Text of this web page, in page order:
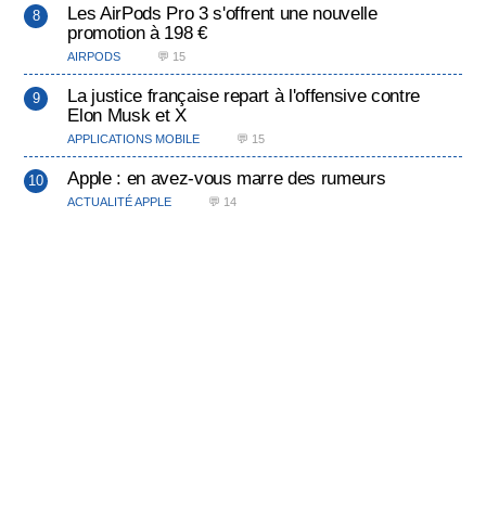
Les AirPods Pro 3 s'offrent une nouvelle
promotion à 198 €
AIRPODS 💬 15
La justice française repart à l'offensive contre
Elon Musk et X
APPLICATIONS MOBILE 💬 15
Apple : en avez-vous marre des rumeurs
ACTUALITÉ APPLE 💬 14